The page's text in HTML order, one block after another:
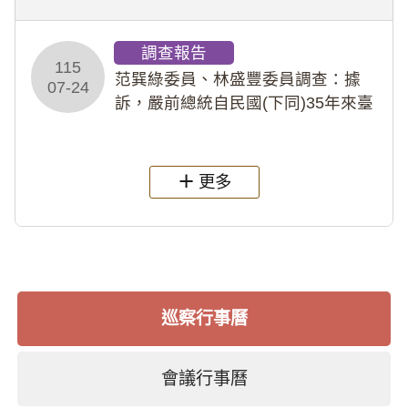
術倫理等情案調查報告。(115教調
31)
115
07-24
調查報告
范巽綠委員、林盛豐委員調查：據
訴，嚴前總統自民國(下同)35年來臺
過世後，總統府於89年間函請其家屬
繼續留住
更多
巡察行事曆
會議行事曆